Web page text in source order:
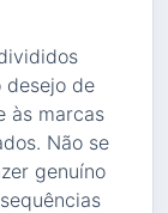
desejo de
às marcas
Não se
genuíno